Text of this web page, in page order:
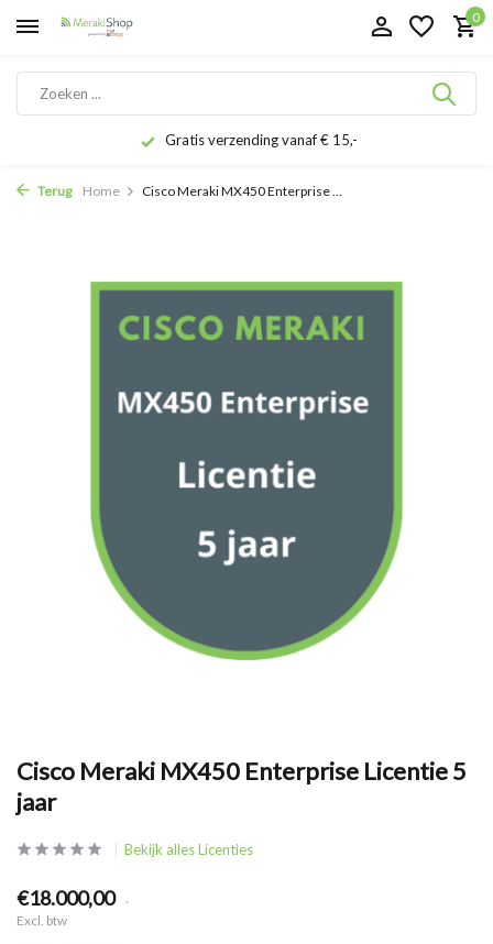
0
Gratis verzending vanaf € 15,-
Terug Home Cisco Meraki MX450 Enterprise ...
Cisco Meraki MX450 Enterprise Licentie 5
jaar
Bekijk alles Licenties
€18.000,00 .
Excl. btw